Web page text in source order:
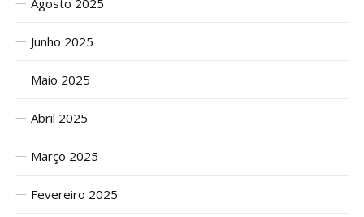
Junho 2025
Maio 2025
Abril 2025
Março 2025
Fevereiro 2025